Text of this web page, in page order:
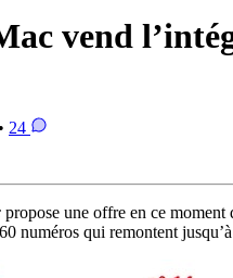
vend
24
propose une offre en ce moment
numéros qui remontent